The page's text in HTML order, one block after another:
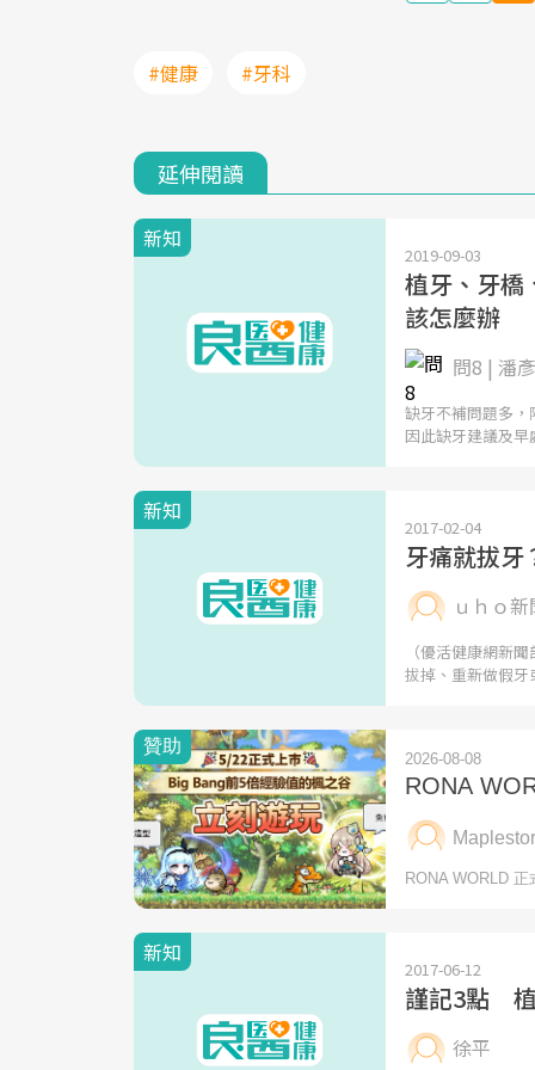
#健康 #牙科
延伸閱讀
新知
2019-09-03
植牙、牙橋
該怎麼辦
問8 | 潘
缺牙不補問題多
因此缺牙建議及早
新知
2017-02-04
牙痛就拔牙
ｕｈｏ
（優活健康網新
拔掉、重新做假牙
新知
2017-06-12
謹記3點
徐平